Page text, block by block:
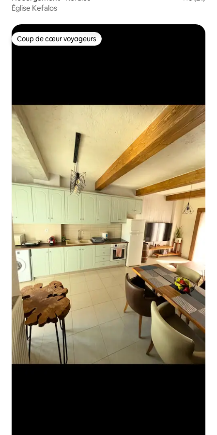
Église Kefalos
Coup de cœur voyageurs
Coup de cœur voyageurs